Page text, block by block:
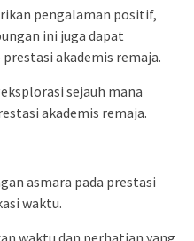
pengalaman positif,
ini juga dapat
akademis remaja.
sejauh mana
akademis remaja.
asmara pada prestasi
waktu.